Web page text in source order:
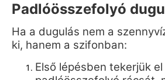
Padlóösszefolyó
Ha a dugulás nem a
ki, hanem a szifonban:
Első lépésben tekerjük el